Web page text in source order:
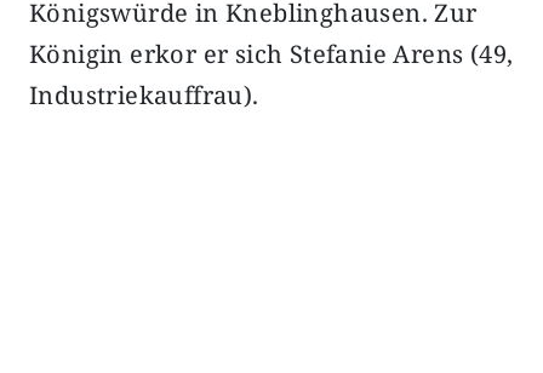
Königswürde in Kneblinghausen. Zur
Königin erkor er sich Stefanie Arens (49,
Industriekauffrau).